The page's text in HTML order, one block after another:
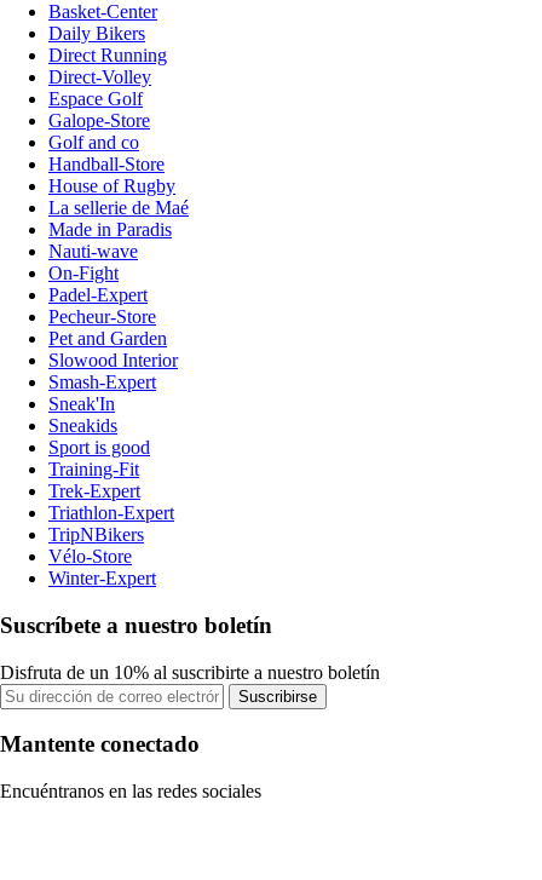
Basket-Center
Daily Bikers
Direct Running
Direct-Volley
Espace Golf
Galope-Store
Golf and co
Handball-Store
House of Rugby
La sellerie de Maé
Made in Paradis
Nauti-wave
On-Fight
Padel-Expert
Pecheur-Store
Pet and Garden
Slowood Interior
Smash-Expert
Sneak'In
Sneakids
Sport is good
Training-Fit
Trek-Expert
Triathlon-Expert
TripNBikers
Vélo-Store
Winter-Expert
Suscríbete a nuestro boletín
Disfruta de un 10% al suscribirte a nuestro boletín
Suscribirse
Mantente conectado
Encuéntranos en las redes sociales